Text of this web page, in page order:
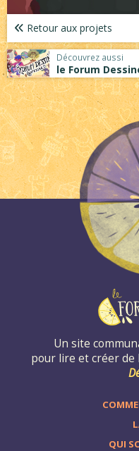
Retour aux projets
Découvrez aussi
le Forum
Un site
pour lire et créer de
QUI